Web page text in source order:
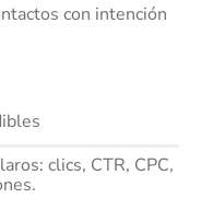
con intención
clics, CTR, CPC,